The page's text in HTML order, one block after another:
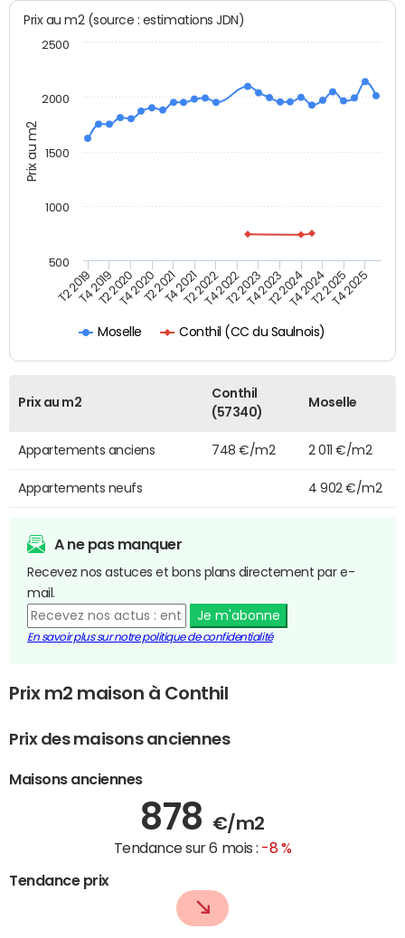
Prix au m2
Prix au m2 (source : estimations JDN)
Moselle Conthil (CC du Saulnois)
T2 2019T4 2019T2 2020T4 2020T2 2021T4 2021T2 2022T4 2022T2 2023T4 2023T2 2024T4 2024T2 2025T4 2025
500
1000
1500
2000
2500
Prix au m2
Conthil
(57340)
Moselle
Appartements anciens 748 €/m2 2 011 €/m2
Appartements neufs 4 902 €/m2
A ne pas manquer
Recevez nos astuces et bons plans directement par e-
mail.
Je m'abonne
En savoir plus sur notre politique de confidentialité
Prix m2 maison à Conthil
Prix des maisons anciennes
Maisons anciennes
878 €/m2
Tendance sur 6 mois : -8 %
Tendance prix